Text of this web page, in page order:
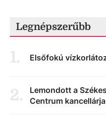
Legnépszerűbb
1. Elsőfokú
2.
Lemondott a
Centrum kancellárja